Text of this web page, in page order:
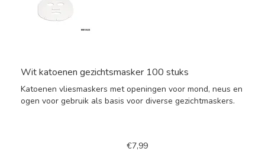
Wit katoenen gezichtsmasker 100 stuks
Katoenen vliesmaskers met openingen voor mond, neus en
ogen voor gebruik als basis voor diverse gezichtmaskers.
€7,99